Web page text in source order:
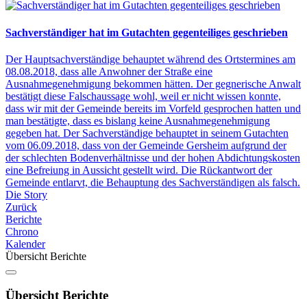
Sachverständiger hat im Gutachten gegenteiliges geschrieben
Der Hauptsachverständige behauptet während des Ortstermines am
08.08.2018, dass alle Anwohner der Straße eine
Ausnahmegenehmigung bekommen hätten. Der gegnerische Anwalt
bestätigt diese Falschaussage wohl, weil er nicht wissen konnte,
dass wir mit der Gemeinde bereits im Vorfeld gesprochen hatten und
man bestätigte, dass es bislang keine Ausnahmegenehmigung
gegeben hat. Der Sachverständige behauptet in seinem Gutachten
vom 06.09.2018, dass von der Gemeinde Gersheim aufgrund der
der schlechten Bodenverhältnisse und der hohen Abdichtungskosten
eine Befreiung in Aussicht gestellt wird. Die Rückantwort der
Gemeinde entlarvt, die Behauptung des Sachverständigen als falsch.
Die Story
Zurück
Berichte
Chrono
Kalender
Übersicht Berichte
Übersicht Berichte